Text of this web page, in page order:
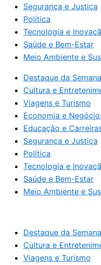
Segurança e Justiça
Política
Tecnologia e
Saúde e Bem-Estar
Meio Ambiente e
Destaque da Semana
Cultura e
Viagens e Turismo
Economia e
Educação e
Segurança e Justiça
Política
Tecnologia e
Saúde e Bem-Estar
Meio Ambiente e
Destaque da Semana
Cultura e
Viagens e Turismo